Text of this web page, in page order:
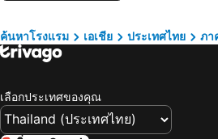
ระยอง, ภาคตะวันออก โรงแรม
ภูเก็ต
ค้นหาโรงแรม เอเชีย ประเทศไทย ภา
เลือกประเทศของคุณ